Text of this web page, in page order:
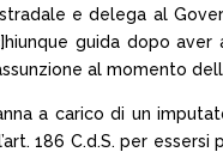
e delega al
guida dopo
al momento
a carico di un
186 C.d.S. per